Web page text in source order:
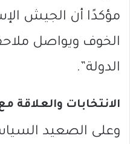
مؤكدًا أن الجيش
الخوف ويواصل
الدولة”.
الانتخابات والعلاقة
وعلى الصعيد